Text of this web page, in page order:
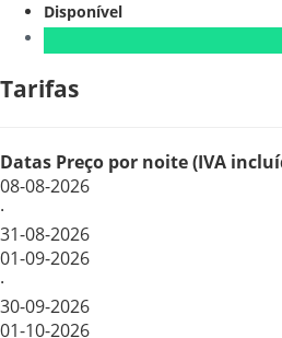
Disponível
Tarifas
Datas Preço por noite (IVA
08-08-2026
·
31-08-2026
01-09-2026
·
30-09-2026
01-10-2026